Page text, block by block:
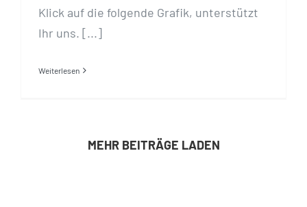
Klick auf die folgende Grafik, unterstützt
Ihr uns. [...]
Weiterlesen
MEHR BEITRÄGE LADEN